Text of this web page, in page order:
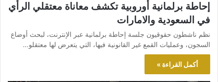
إحاطة برلمانية أوروبية تكشف معاناة معتقلي الرأي
في السعودية والامارات
نظم ناشطون حقوقيون جلسة إحاطة برلمانية عبر الإنترنت، لبحث أوضاع
السجون، وعمليات القمع غير القانونية فيها، التي يتعرض لها معتقلو…
أكمل القراءة »